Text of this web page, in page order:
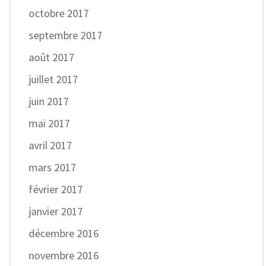
octobre 2017
septembre 2017
août 2017
juillet 2017
juin 2017
mai 2017
avril 2017
mars 2017
février 2017
janvier 2017
décembre 2016
novembre 2016